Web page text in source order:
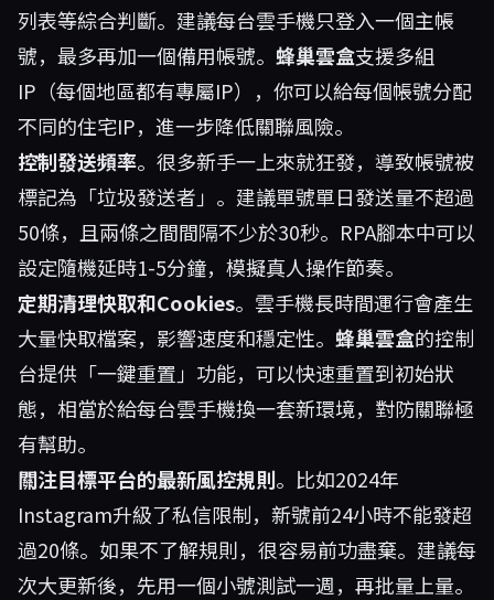
列表等綜合判斷。建議每台雲手機只登入一個主帳
號，最多再加一個備用帳號。 蜂巢雲盒支援多組
IP（每個地區都有專屬IP），你可以給每個帳號分配
不同的住宅IP，進一步降低關聯風險。
控制發送頻率。很多新手一上來就狂發，導致帳號被
標記為「垃圾發送者」。建議單號單日發送量不超過
50條，且兩條之間間隔不少於30秒。RPA腳本中可以
設定隨機延時1-5分鐘，模擬真人操作節奏。
定期清理快取和Cookies。雲手機長時間運行會產生
大量快取檔案，影響速度和穩定性。 蜂巢雲盒的控制
台提供「一鍵重置」功能，可以快速重置到初始狀
態，相當於給每台雲手機換一套新環境，對防關聯極
有幫助。
關注目標平台的最新風控規則。比如2024年
Instagram升級了私信限制，新號前24小時不能發超
過20條。如果不了解規則，很容易前功盡棄。建議每
次大更新後，先用一個小號測試一週，再批量上量。